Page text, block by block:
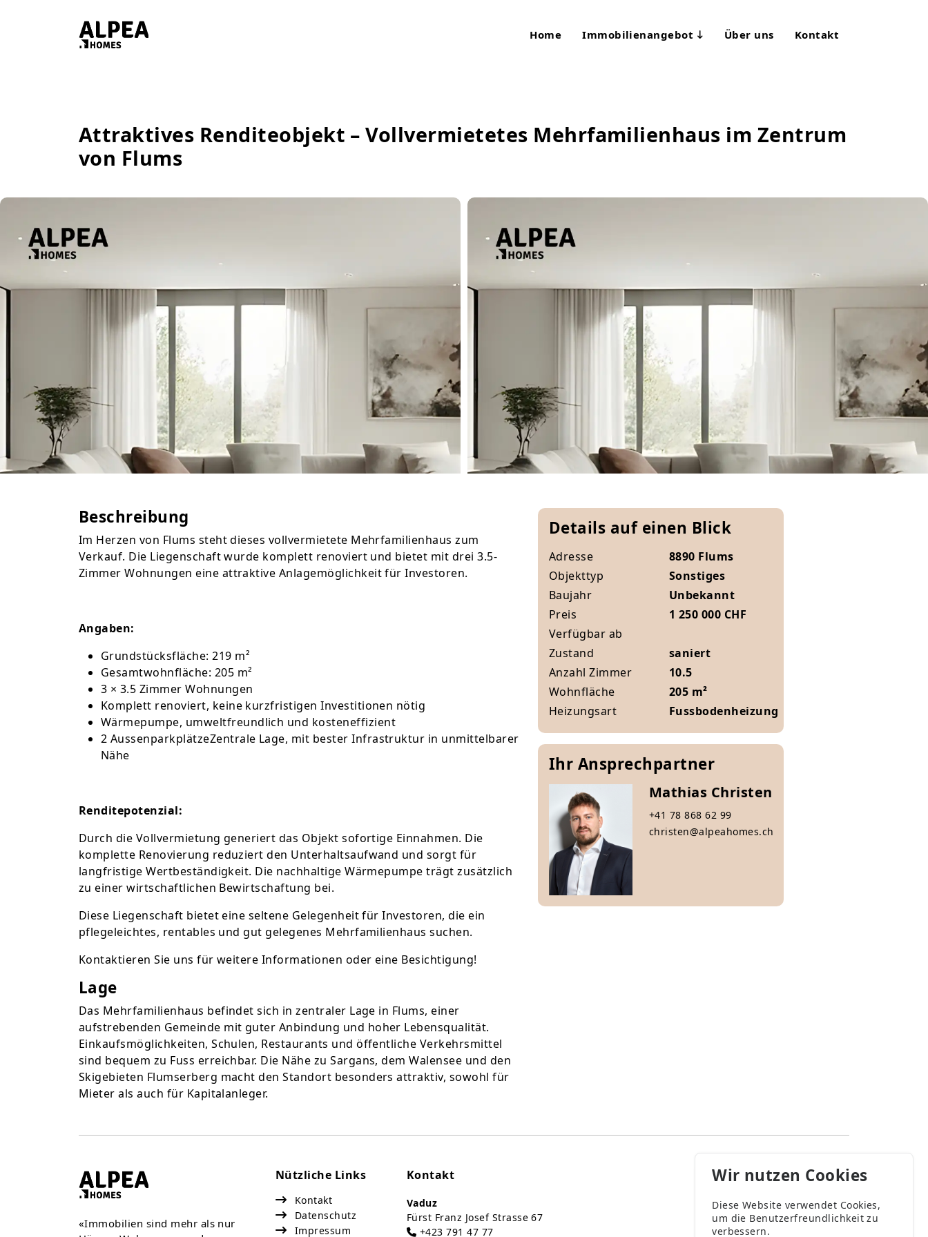
Home Immobilienangebot Über uns Kontakt
Attraktives Renditeobjekt – Vollvermietetes Mehrfamilienhaus im Zentrum
von Flums
Beschreibung
Im Herzen von Flums steht dieses vollvermietete Mehrfamilienhaus zum
Verkauf. Die Liegenschaft wurde komplett renoviert und bietet mit drei 3.5-
Zimmer Wohnungen eine attraktive Anlagemöglichkeit für Investoren.
Angaben:
Grundstücksfläche: 219 m²
Gesamtwohnfläche: 205 m²
3 × 3.5 Zimmer Wohnungen
Komplett renoviert, keine kurzfristigen Investitionen nötig
Wärmepumpe, umweltfreundlich und kosteneffizient
2 AussenparkplätzeZentrale Lage, mit bester Infrastruktur in unmittelbarer
Nähe
Renditepotenzial:
Durch die Vollvermietung generiert das Objekt sofortige Einnahmen. Die
komplette Renovierung reduziert den Unterhaltsaufwand und sorgt für
langfristige Wertbeständigkeit. Die nachhaltige Wärmepumpe trägt zusätzlich
zu einer wirtschaftlichen Bewirtschaftung bei.
Diese Liegenschaft bietet eine seltene Gelegenheit für Investoren, die ein
pflegeleichtes, rentables und gut gelegenes Mehrfamilienhaus suchen.
Kontaktieren Sie uns für weitere Informationen oder eine Besichtigung!
Lage
Das Mehrfamilienhaus befindet sich in zentraler Lage in Flums, einer
aufstrebenden Gemeinde mit guter Anbindung und hoher Lebensqualität.
Einkaufsmöglichkeiten, Schulen, Restaurants und öffentliche Verkehrsmittel
sind bequem zu Fuss erreichbar. Die Nähe zu Sargans, dem Walensee und den
Skigebieten Flumserberg macht den Standort besonders attraktiv, sowohl für
Mieter als auch für Kapitalanleger.
Details auf einen Blick
Adresse
8890 Flums
Objekttyp
Sonstiges
Baujahr
Unbekannt
Preis
1 250 000 CHF
Verfügbar ab
Zustand
saniert
Anzahl Zimmer
10.5
Wohnfläche
205 m²
Heizungsart
Fussbodenheizung
Ihr Ansprechpartner
Mathias Christen
+41 78 868 62 99
christen@alpeahomes.ch
«Immobilien sind mehr als nur
Nützliche Links
Kontakt
Datenschutz
Impressum
Kontakt
Vaduz
Fürst Franz Josef Strasse 67
+423 791 47 77
Wir nutzen Cookies
Diese Website verwendet Cookies,
um die Benutzerfreundlichkeit zu
verbessern.